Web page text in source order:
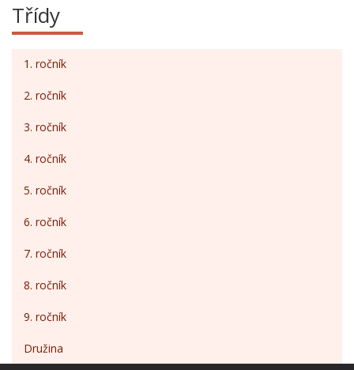
Třídy
1. ročník
2. ročník
3. ročník
4. ročník
5. ročník
6. ročník
7. ročník
8. ročník
9. ročník
Družina